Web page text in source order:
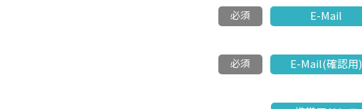
必須 E-Mail
必須 E-Mail(確認用)